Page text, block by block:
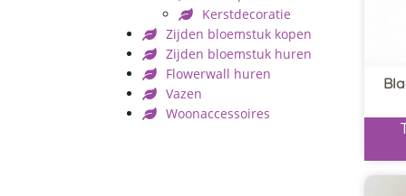
Kerstdecoratie
Zijden bloemstuk kopen
Zijden bloemstuk huren
Flowerwall huren
Vazen
Woonaccessoires